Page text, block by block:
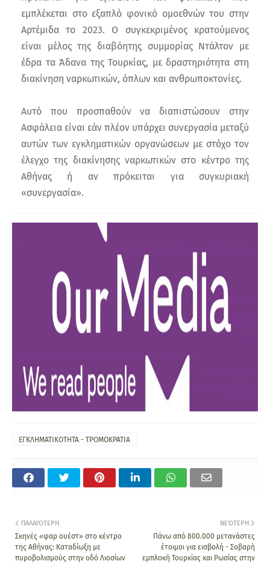
εμπλέκεται στο εξαπλό φονικό ομοεθνών του στην
Αρτέμιδα το 2023. Ο συγκεκριμένος κρατούμενος
είναι μέλος της διαβόητης συμμορίας Ντάλτον με
έδρα τα Άδανα της Τουρκίας, με δραστηριότητα στη
διακίνηση ναρκωτικών, όπλων και ανθρωποκτονίες.
Αυτό που προσπαθούν να διαπιστώσουν στην
Ασφάλεια είναι εάν πλέον υπάρχει συνεργασία μεταξύ
αυτών των εγκληματικών οργανώσεων με στόχο τον
έλεγχο της διακίνησης ναρκωτικών στο κέντρο της
Αθήνας ή αν πρόκειται για συγκυριακή
«συνεργασία».
ΕΓΚΛΗΜΑΤΙΚΟΤΗΤΑ - ΤΡΟΜΟΚΡΑΤΙΑ
ΝΕΌΤΕΡΗ
Πάνω από 800.000 μετανάστες
έτοιμοι για εισβολή - Σοβαρή
εμπλοκή Τουρκίας και Ρωσίας στην
ΠΑΛΑΙΌΤΕΡΗ
Σκηνές «φαρ ουέστ» στο κέντρο
της Αθήνας: Καταδίωξη με
πυροβολισμούς στην οδό Λιοσίων